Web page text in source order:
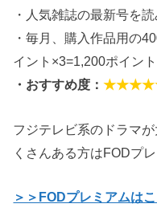
・人気雑誌の最新号を読
・毎月、購入作品用の
イント×3=1,200ポイント
・おすすめ度：
フジテレビ系のドラマ
くさんある方はFODプ
＞＞FODプレミアムは